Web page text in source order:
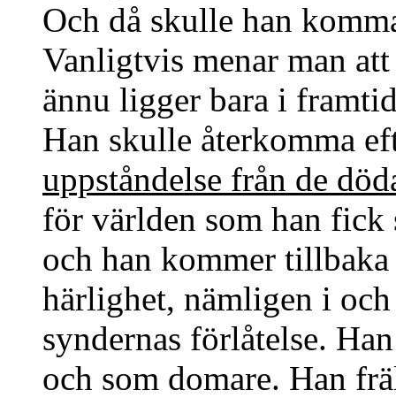
Och då skulle han
Vanligtvis menar man
ännu ligger bara i
Han skulle återkomma
uppståndelse från de
för världen som han
och han kommer
härlighet, nämligen i
syndernas förlåtelse.
och som domare. Han